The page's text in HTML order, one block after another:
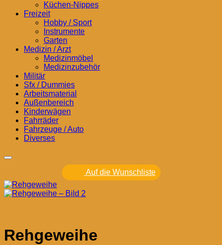
Küchen-Nippes
Freizeit
Hobby / Sport
Instrumente
Garten
Medizin / Arzt
Medizinmöbel
Medizinzubehör
Militär
Sfx / Dummies
Arbeitsmaterial
Außenbereich
Kinderwägen
Fahrräder
Fahrzeuge / Auto
Diverses
Auf die Wunschliste
Rehgeweihe